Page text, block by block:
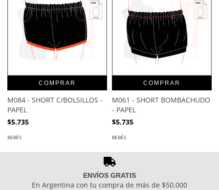
COMPRAR
M084 - SHORT C/BOLSILLOS -
PAPEL
$5.735
BEBÉS
COMPRAR
M061 - SHORT BOMBACHUDO
- PAPEL
$5.735
BEBÉS
ENVÍOS GRATIS
En Argentina con tu compra de más de $50.000